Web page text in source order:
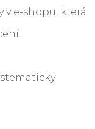
v e-shopu, která